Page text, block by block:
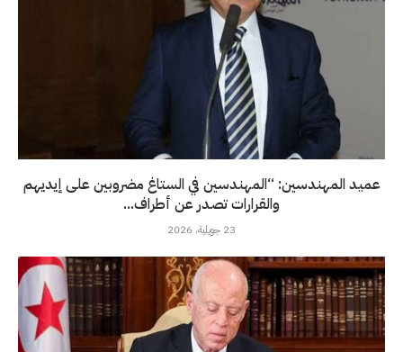
عميد المهندسين: “المهندسين في الستاغ مضروبين على إيديهم
والقرارات تصدر عن أطراف...
23 جويلية، 2026